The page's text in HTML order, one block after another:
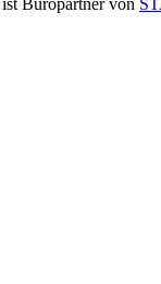
Büropartner von